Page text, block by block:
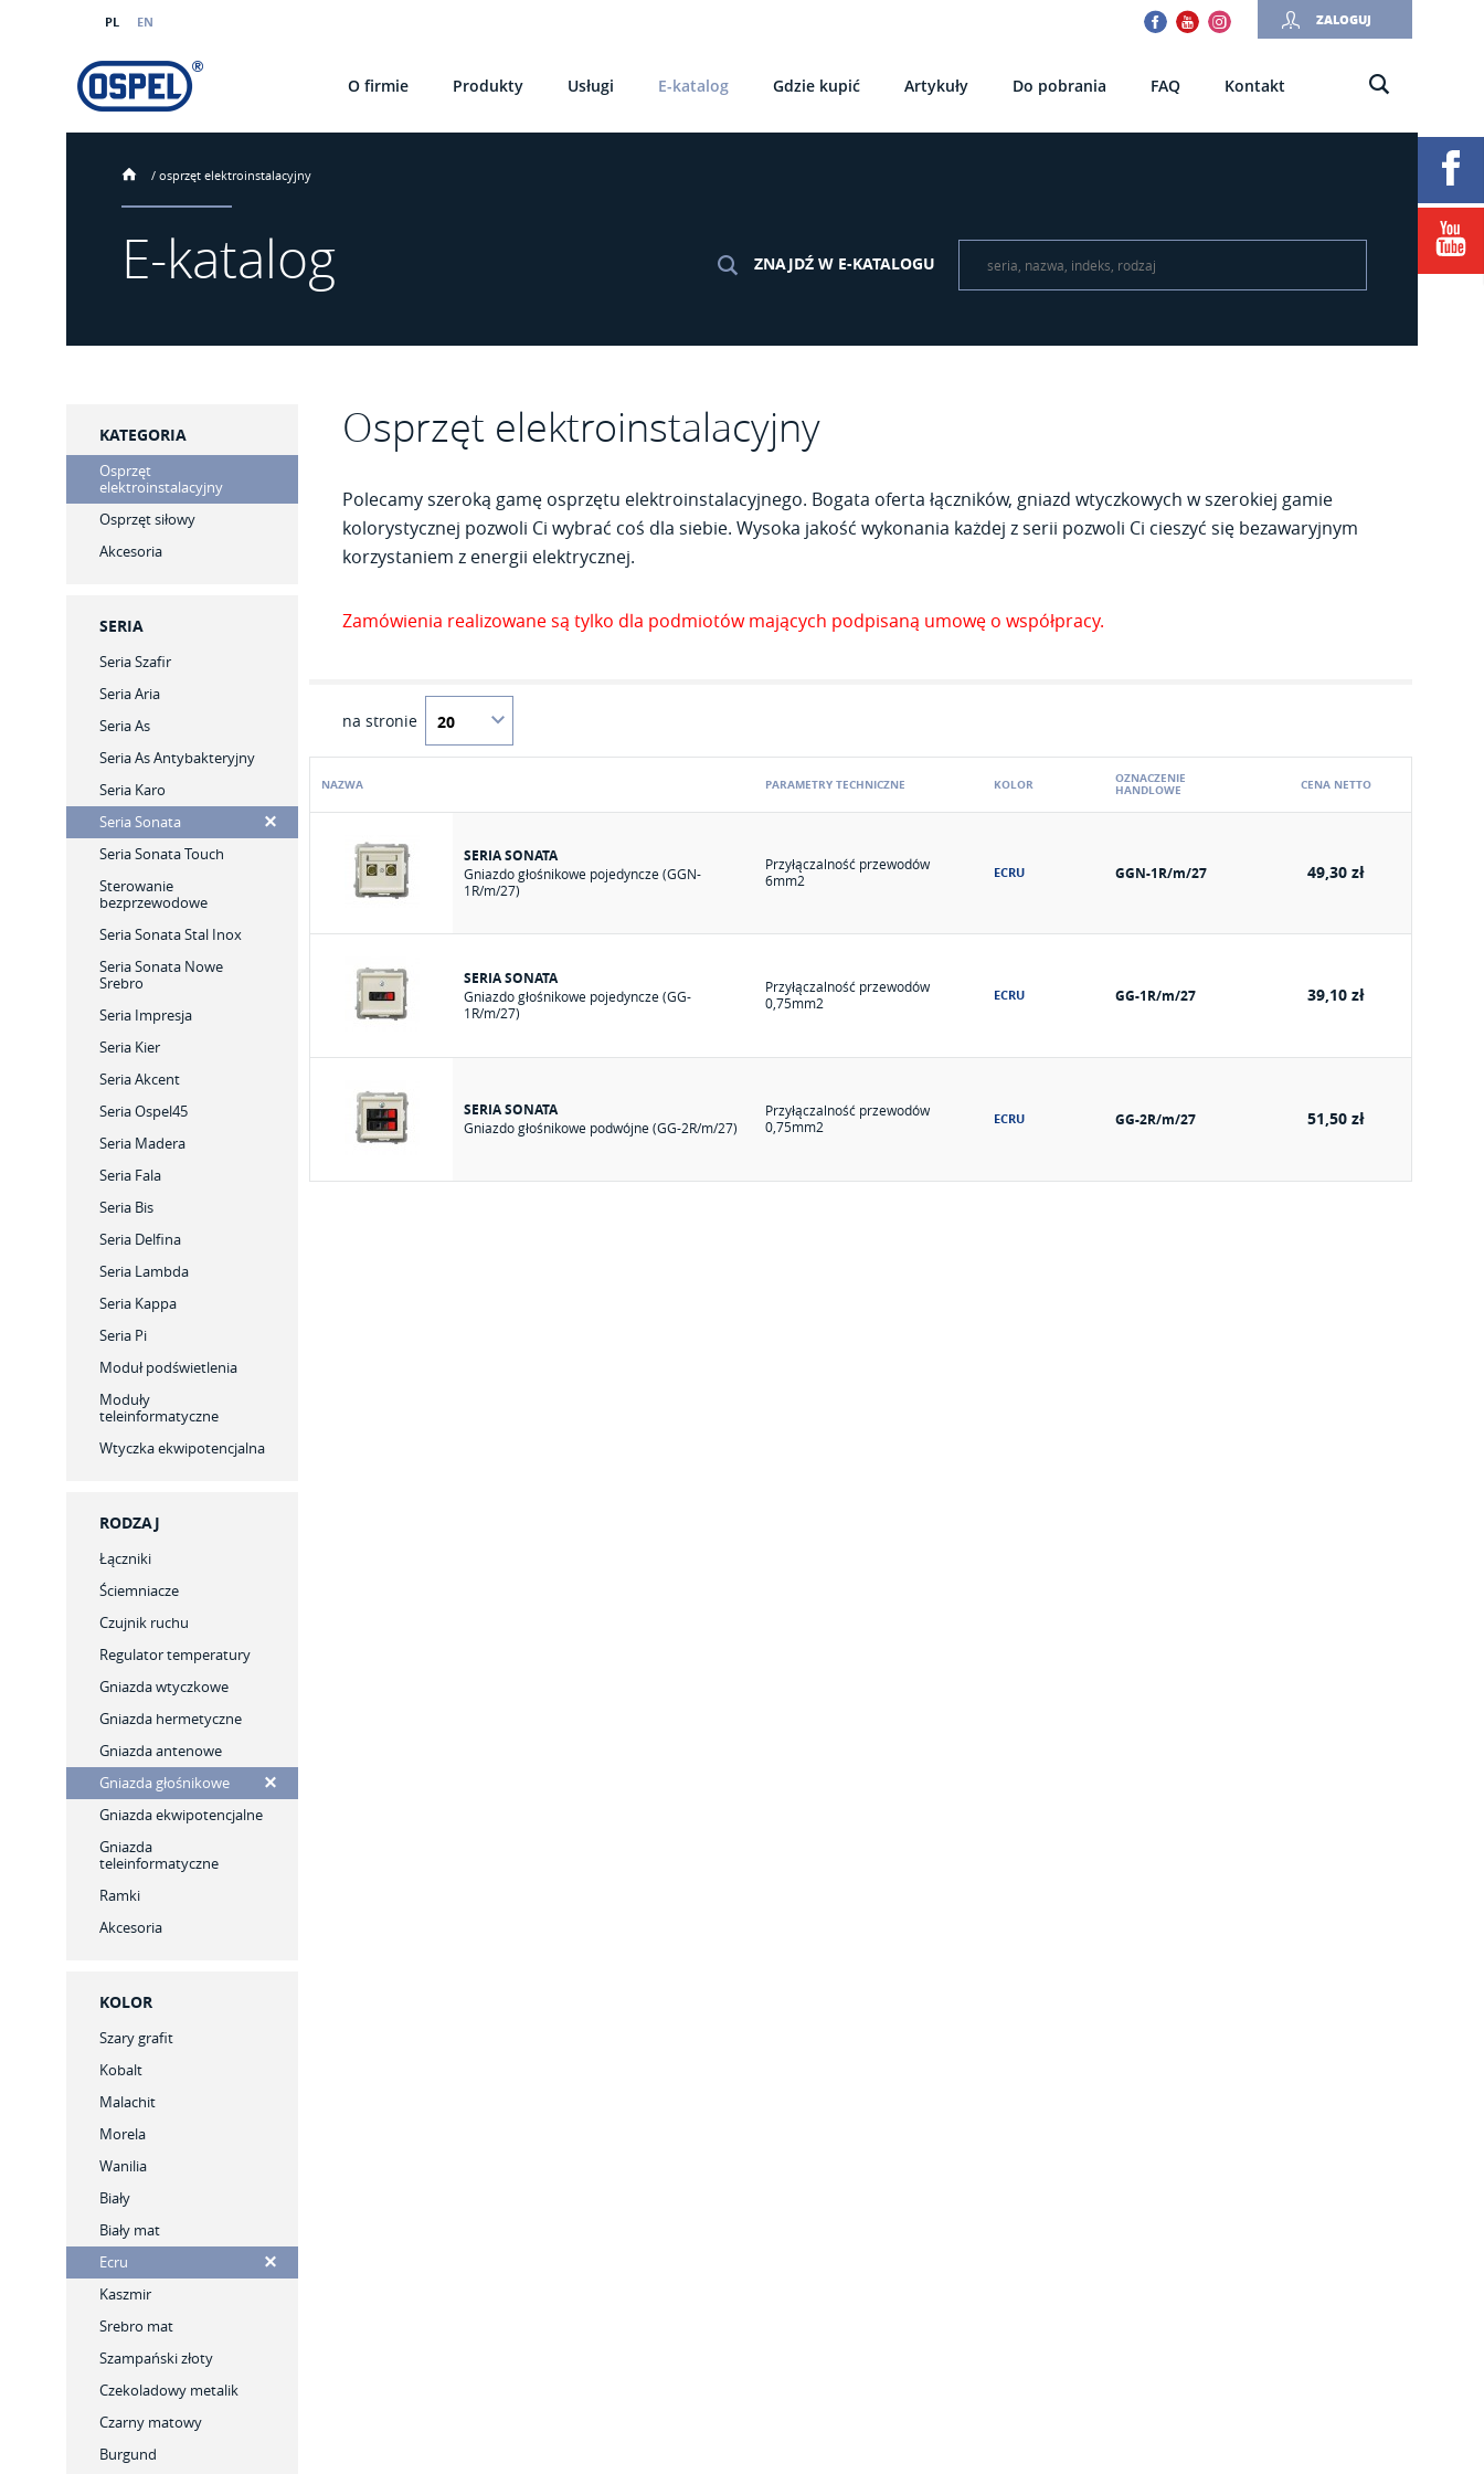
PL EN ZALOGUJ
Instagram
O firmie Produkty Usługi E-katalog Gdzie kupić Artykuły Do pobrania FAQ Kontakt
/ osprzęt elektroinstalacyjny
E-katalog ZNAJDŹ W E-KATALOGU
KATEGORIA
Osprzęt
elektroinstalacyjny
Osprzęt siłowy
Akcesoria
SERIA
Seria Szafir
Seria Aria
Seria As
Seria As Antybakteryjny
Seria Karo
Seria Sonata
Seria Sonata Touch
Sterowanie
bezprzewodowe
Seria Sonata Stal Inox
Seria Sonata Nowe
Srebro
Seria Impresja
Seria Kier
Seria Akcent
Seria Ospel45
Seria Madera
Seria Fala
Seria Bis
Seria Delfina
Seria Lambda
Seria Kappa
Seria Pi
Moduł podświetlenia
Moduły
teleinformatyczne
Wtyczka ekwipotencjalna
RODZAJ
Łączniki
Ściemniacze
Czujnik ruchu
Regulator temperatury
Gniazda wtyczkowe
Gniazda hermetyczne
Gniazda antenowe
Gniazda głośnikowe
Gniazda ekwipotencjalne
Gniazda
teleinformatyczne
Ramki
Akcesoria
KOLOR
Szary grafit
Kobalt
Malachit
Morela
Wanilia
Biały
Biały mat
Ecru
Kaszmir
Srebro mat
Szampański złoty
Czekoladowy metalik
Czarny matowy
Burgund
Osprzęt elektroinstalacyjny
Polecamy szeroką gamę osprzętu elektroinstalacyjnego. Bogata oferta łączników, gniazd wtyczkowych w szerokiej gamie
kolorystycznej pozwoli Ci wybrać coś dla siebie. Wysoka jakość wykonania każdej z serii pozwoli Ci cieszyć się bezawaryjnym
korzystaniem z energii elektrycznej.
Zamówienia realizowane są tylko dla podmiotów mających podpisaną umowę o współpracy.
na stronie
NAZWA PARAMETRY TECHNICZNE KOLOR OZNACZENIE
HANDLOWE CENA NETTO
SERIA SONATA
Gniazdo głośnikowe pojedyncze (GGN-
1R/m/27)
Przyłączalność przewodów
6mm2
ECRU GGN-1R/m/27 49,30 zł
SERIA SONATA
Gniazdo głośnikowe pojedyncze (GG-
1R/m/27)
Przyłączalność przewodów
0,75mm2
ECRU GG-1R/m/27 39,10 zł
SERIA SONATA
Gniazdo głośnikowe podwójne (GG-2R/m/27)
Przyłączalność przewodów
0,75mm2
ECRU GG-2R/m/27 51,50 zł